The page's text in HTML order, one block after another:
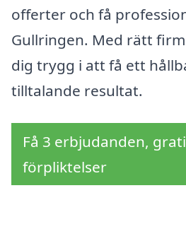
offerter och få
Gullringen. Med rätt
dig trygg i att få ett
tilltalande resultat.
Få 3 erbjudanden,
förpliktelser